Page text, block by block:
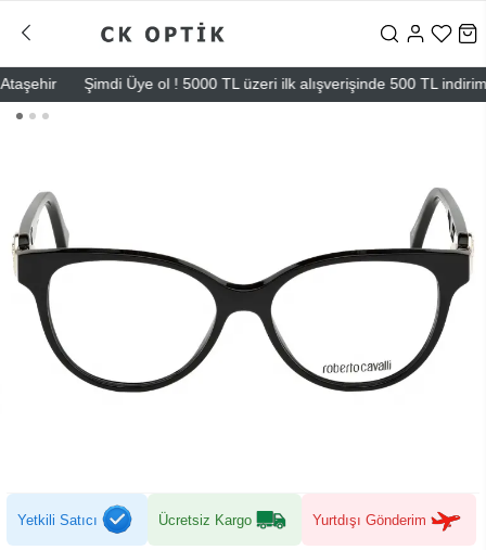
Şimdi Üye ol ! 5000 TL üzeri ilk alışverişinde 500 TL indirim
Yetkili Satıcı Ücretsiz Kargo Yurtdışı Gönderim